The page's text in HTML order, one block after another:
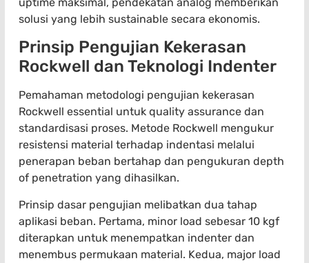
solusi yang lebih sustainable secara ekonomis.
Prinsip Pengujian Kekerasan
Rockwell dan Teknologi Indenter
Pemahaman metodologi pengujian kekerasan
Rockwell essential untuk quality assurance dan
standardisasi proses. Metode Rockwell mengukur
resistensi material terhadap indentasi melalui
penerapan beban bertahap dan pengukuran depth
of penetration yang dihasilkan.
Prinsip dasar pengujian melibatkan dua tahap
aplikasi beban. Pertama, minor load sebesar 10 kgf
diterapkan untuk menempatkan indenter dan
menembus permukaan material. Kedua, major load